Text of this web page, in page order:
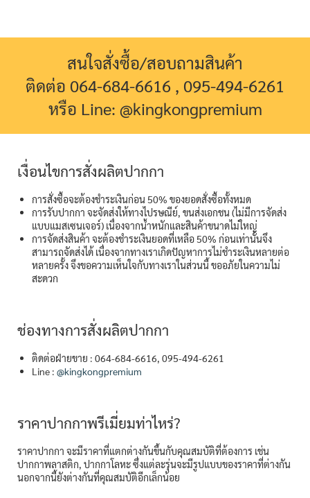
สนใจสั่งซื้อ/สอบถามสินค้า
ติดต่อ 064-684-6616 , 095-494-6261
หรือ Line: @kingkongpremium
เงื่อนไขการสั่งผลิตปากกา
การสั่งซื้อจะต้องชำระเงินก่อน 50% ของยอดสั่งซื้อทั้งหมด
การรับปากกา จะจัดส่งให้ทางไปรษณีย์, ขนส่งเอกชน (ไม่มีการจัดส่ง
แบบแมสเซนเจอร์) เนื่องจากน้ำหนักและสินค้าขนาดไม่ใหญ่
การจัดส่งสินค้า จะต้องชำระเงินยอดที่เหลือ 50% ก่อนเท่านั้นจึง
สามารถจัดส่งได้ เนื่องจากทางเราเกิดปัญหาการไม่ชำระเงินหลายต่อ
หลายครั้ง จึงขอความเห็นใจกับทางเราในส่วนนี้ ขออภัยในความไม่
สะดวก
ช่องทางการสั่งผลิตปากกา
ติดต่อฝ่ายขาย : 064-684-6616, 095-494-6261
Line : @kingkongpremium
ราคาปากกาพรีเมี่ยมท่าไหร่?
ราคาปากกา จะมีราคาที่แตกต่างกันขึ้นกับคุณสมบัติที่ต้องการ เช่น
ปากกาพลาสติก, ปากกาโลหะ ซึ่งแต่ละรุ่นจะมีรูปแบบของราคาที่ต่างกัน
นอกจากนี้ยังต่างกันที่คุณสมบัติอีกเล็กน้อย